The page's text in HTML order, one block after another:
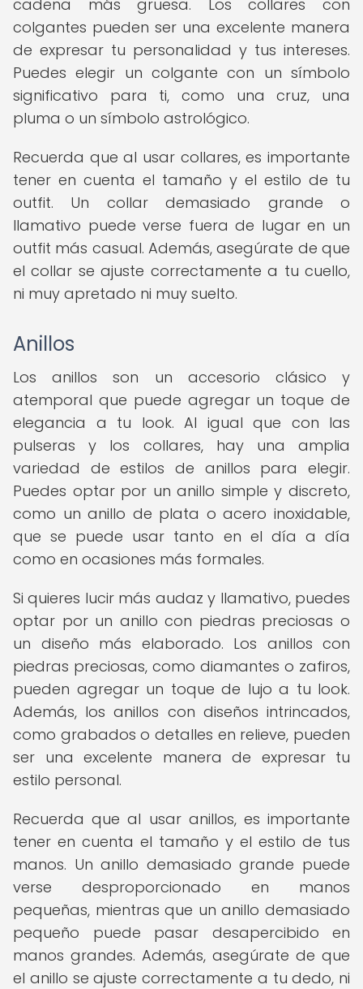
cadena más gruesa. Los collares con
colgantes pueden ser una excelente manera
de expresar tu personalidad y tus intereses.
Puedes elegir un colgante con un símbolo
significativo para ti, como una cruz, una
pluma o un símbolo astrológico.
Recuerda que al usar collares, es importante
tener en cuenta el tamaño y el estilo de tu
outfit. Un collar demasiado grande o
llamativo puede verse fuera de lugar en un
outfit más casual. Además, asegúrate de que
el collar se ajuste correctamente a tu cuello,
ni muy apretado ni muy suelto.
Anillos
Los anillos son un accesorio clásico y
atemporal que puede agregar un toque de
elegancia a tu look. Al igual que con las
pulseras y los collares, hay una amplia
variedad de estilos de anillos para elegir.
Puedes optar por un anillo simple y discreto,
como un anillo de plata o acero inoxidable,
que se puede usar tanto en el día a día
como en ocasiones más formales.
Si quieres lucir más audaz y llamativo, puedes
optar por un anillo con piedras preciosas o
un diseño más elaborado. Los anillos con
piedras preciosas, como diamantes o zafiros,
pueden agregar un toque de lujo a tu look.
Además, los anillos con diseños intrincados,
como grabados o detalles en relieve, pueden
ser una excelente manera de expresar tu
estilo personal.
Recuerda que al usar anillos, es importante
tener en cuenta el tamaño y el estilo de tus
manos. Un anillo demasiado grande puede
verse desproporcionado en manos
pequeñas, mientras que un anillo demasiado
pequeño puede pasar desapercibido en
manos grandes. Además, asegúrate de que
el anillo se ajuste correctamente a tu dedo, ni